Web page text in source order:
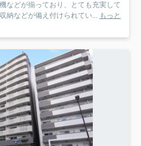
などが揃っており、とても充実して
納などが備え付けられてい... もっと